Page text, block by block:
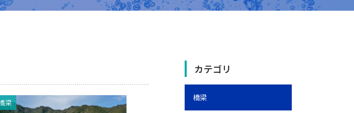
梁
カテゴリ
橋梁